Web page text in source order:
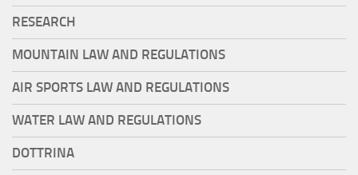
RESEARCH
MOUNTAIN LAW AND REGULATIONS
AIR SPORTS LAW AND REGULATIONS
WATER LAW AND REGULATIONS
DOTTRINA